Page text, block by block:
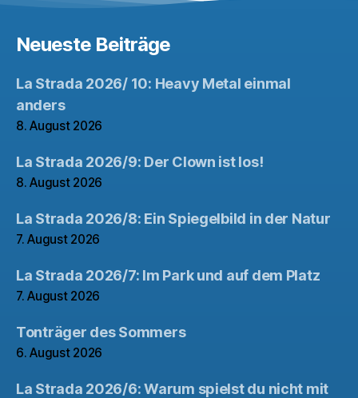
Neueste Beiträge
La Strada 2026/ 10: Heavy Metal einmal
anders
8. August 2026
La Strada 2026/9: Der Clown ist los!
8. August 2026
La Strada 2026/8: Ein Spiegelbild in der Natur
7. August 2026
La Strada 2026/7: Im Park und auf dem Platz
7. August 2026
Tonträger des Sommers
6. August 2026
La Strada 2026/6: Warum spielst du nicht mit